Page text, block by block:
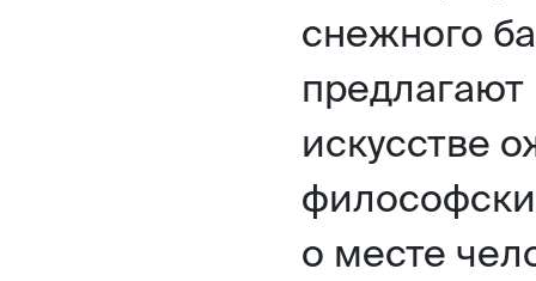
снежного
предлагают
искусстве
о месте